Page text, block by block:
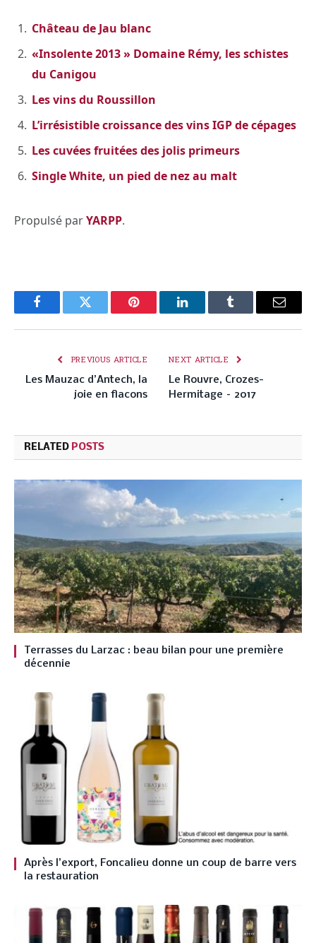
Château de Jau blanc
«Insolente 2013 » Domaine Rémy, les schistes
du Canigou
Les vins du Roussillon
L’irrésistible croissance des vins IGP de cépages
Les cuvées fruitées des jolis primeurs
Single White, un pied de nez au malt
Propulsé parYARPP.
FacebookTwitter Pinterest LinkedInTumblr Email
PREVIOUS ARTICLE
Les Mauzac d’Antech, la
joie en flacons
NEXT ARTICLE
Le Rouvre, Crozes-
Hermitage – 2017
RELATED POSTS
Terrasses du Larzac : beau bilan pour une première
décennie
Après l’export, Foncalieu donne un coup de barre vers
la restauration